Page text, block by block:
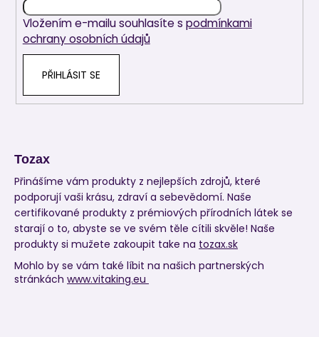
Vložením e-mailu souhlasíte s podmínkami
ochrany osobních údajů
PŘIHLÁSIT SE
Tozax
Přinášíme vám produkty z nejlepších zdrojů, které
podporují vaši krásu, zdraví a sebevědomí. Naše
certifikované produkty z prémiových přírodních látek se
starají o to, abyste se ve svém těle cítili skvěle! Naše
produkty si mužete zakoupit take na tozax.sk
Mohlo by se vám také líbit na našich partnerských
stránkách www.vitaking.eu